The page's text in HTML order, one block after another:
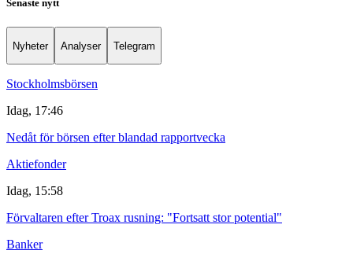
Senaste nytt
Nyheter Analyser Telegram
Stockholmsbörsen
Idag, 17:46
Nedåt för börsen efter blandad rapportvecka
Aktiefonder
Idag, 15:58
Förvaltaren efter Troax rusning: "Fortsatt stor potential"
Banker